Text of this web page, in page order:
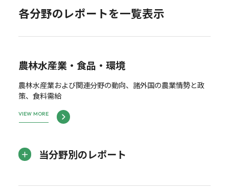
各分野のレポートを一覧表示
農林水産業・食品・環境
農林水産業および関連分野の動向、諸外国の農業情勢と政
策、食料需給
VIEW MORE
当分野別のレポート